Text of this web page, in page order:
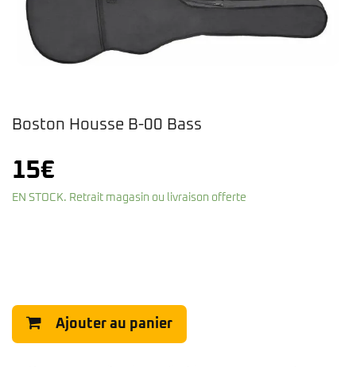
Boston Housse B-00 Bass
15€
EN STOCK. Retrait magasin ou livraison offerte
Ajouter au panier